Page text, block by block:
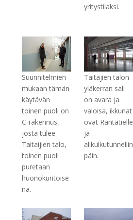
yritystilaksi.
Suunnitelmien
mukaan tämän
käytävän
toinen puoli on
C-rakennus,
josta tulee
Taitaijien talo,
toinen puoli
puretaan
huonokuntoise
na.
Taitajien talon
yläkerran sali
on avara ja
valoisa, ikkunat
ovat Rantatielle
ja
alikulkutunneliin
päin.